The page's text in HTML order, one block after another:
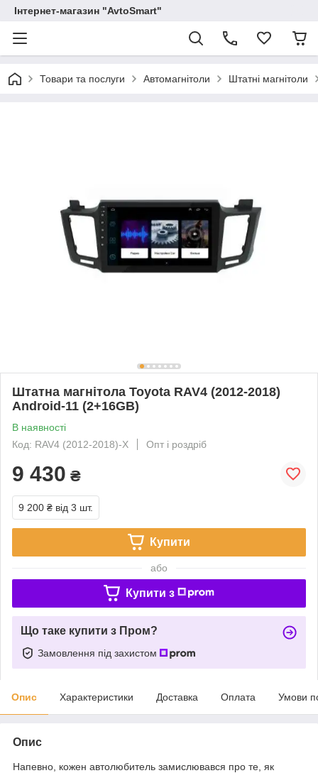
Інтернет-магазин "AvtoSmart"
Товари та послуги Автомагнітоли Штатні магнітоли
Штатна магнітола Toyota RAV4 (2012-2018)
Android-11 (2+16GB)
В наявності
Код: RAV4 (2012-2018)-X
Опт і роздріб
9 430 ₴
9 200 ₴ від 3 шт.
Купити
або
Купити з
Що таке купити з Пром?
Замовлення під захистом
Опис Характеристики Доставка Оплата Умови
Опис
Напевно, кожен автолюбитель замислювався про те, як